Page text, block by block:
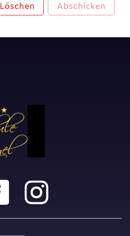
Löschen
Abschicken